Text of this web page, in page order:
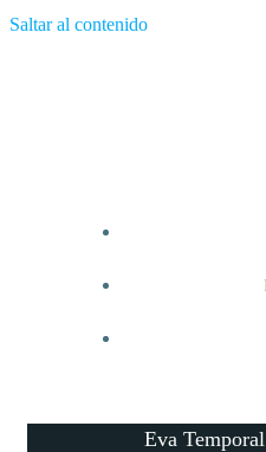
Saltar al contenido
Eva Temporal